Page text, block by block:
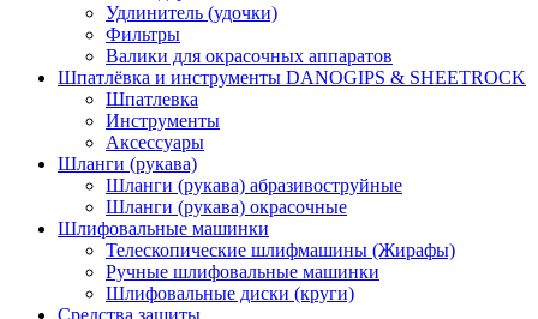
Удлинитель (удочки)
Фильтры
Валики для окрасочных аппаратов
Шпатлёвка и инструменты DANOGIPS & SHEETROCK
Шпатлевка
Инструменты
Аксессуары
Шланги (рукава)
Шланги (рукава) абразивоструйные
Шланги (рукава) окрасочные
Шлифовальные машинки
Телескопические шлифмашины (Жирафы)
Ручные шлифовальные машинки
Шлифовальные диски (круги)
Средства защиты